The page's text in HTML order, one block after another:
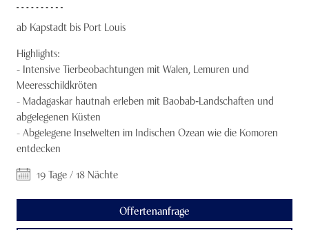
Transatlantik
Transpazifik
Westliches Mittelmeer
ab Kapstadt bis Port Louis
Highlights:
- Intensive Tierbeobachtungen mit Walen, Lemuren und
Meeresschildkröten
- Madagaskar hautnah erleben mit Baobab‑Landschaften und
abgelegenen Küsten
-Abgelegene Inselwelten im Indischen Ozean wie die Komoren
entdecken
19 Tage / 18 Nächte
Offertenanfrage